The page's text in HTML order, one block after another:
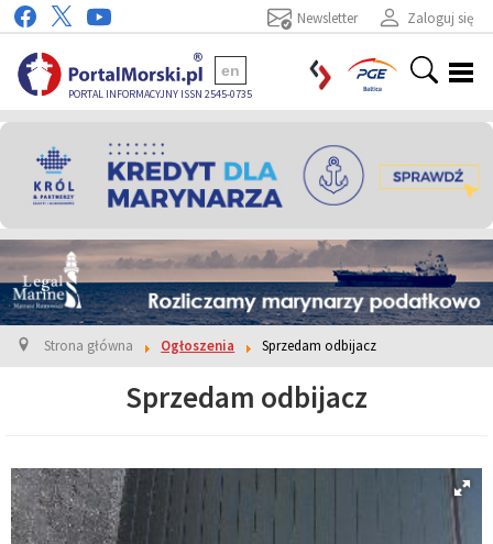
Zaloguj się
Newsletter
PORTAL INFORMACYJNY ISSN 2545-0735
en
Strona główna Ogłoszenia Sprzedam odbijacz
Sprzedam odbijacz